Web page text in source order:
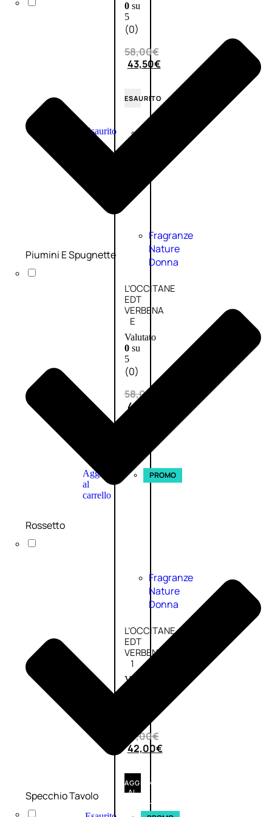
0su
5
(0)
58,00€
43,50€
ESAURITO
Esaurito
Fragranze
Nature
Donna
L’OCCITANE
EDT
VERBENA
E
Valutato
0su
5
(0)
58,00
43,50
ESAURITO
Aggiungi
al
carrello
PROMO
Fragranze
Nature
Donna
L’OCCITANE
EDT
VERBENA
1
Valutato
56,00€
42,00€
AGGIUNGI
AL
CARRELLO
Piumini E Spugnette
Rossetto
Specchio Tavolo